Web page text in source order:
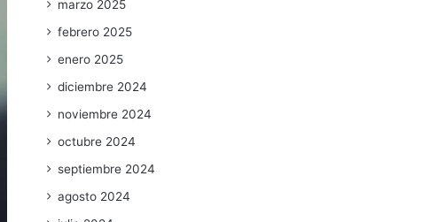
marzo 2025
febrero 2025
enero 2025
diciembre 2024
noviembre 2024
octubre 2024
septiembre 2024
agosto 2024